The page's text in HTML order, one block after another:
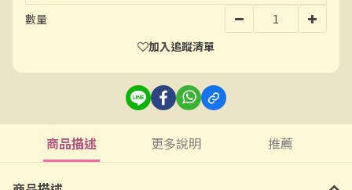
數量
加入追蹤清單
商品描述 更多說明 推薦